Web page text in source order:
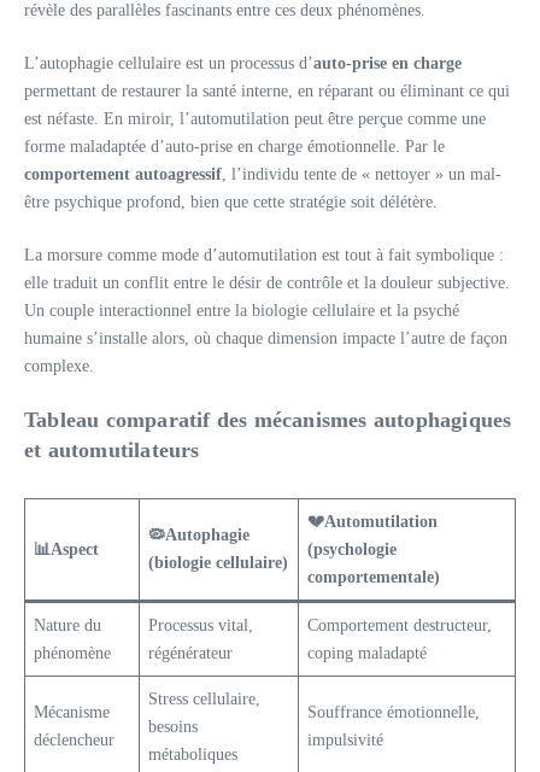
révèle des parallèles fascinants entre ces deux phénomènes.
L’autophagie cellulaire est un processus d’auto-prise en charge
permettant de restaurer la santé interne, en réparant ou éliminant ce qui
est néfaste. En miroir, l’automutilation peut être perçue comme une
forme maladaptée d’auto-prise en charge émotionnelle. Par le
comportement autoagressif, l’individu tente de « nettoyer » un mal-
être psychique profond, bien que cette stratégie soit délétère.
La morsure comme mode d’automutilation est tout à fait symbolique :
elle traduit un conflit entre le désir de contrôle et la douleur subjective.
Un couple interactionnel entre la biologie cellulaire et la psyché
humaine s’installe alors, où chaque dimension impacte l’autre de façon
complexe.
Tableau comparatif des mécanismes autophagiques
et automutilateurs
📊Aspect
🦠Autophagie
(biologie cellulaire)
💔Automutilation
(psychologie
comportementale)
Nature du
phénomène
Processus vital,
régénérateur
Comportement destructeur,
coping maladapté
Mécanisme
déclencheur
Stress cellulaire,
besoins
métaboliques
Souffrance émotionnelle,
impulsivité